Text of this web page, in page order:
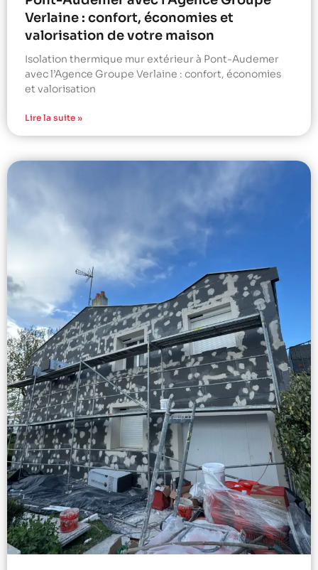
Verlaine : confort, économies et
valorisation de votre maison
Isolation thermique mur extérieur à Pont-Audemer
avec l’Agence Groupe Verlaine : confort, économies
et valorisation
Lire la suite »